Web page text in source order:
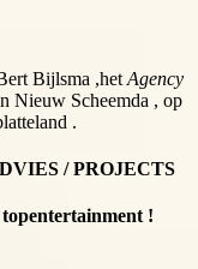
Bijlsma ,het Agency
Nieuw Scheemda , op
.
/ PROJECTS
!